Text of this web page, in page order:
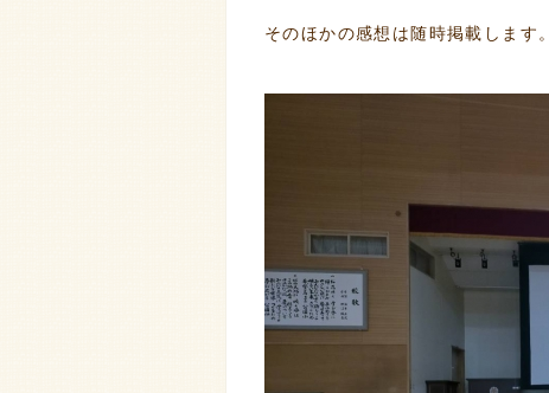
そのほかの感想は随時掲載します。